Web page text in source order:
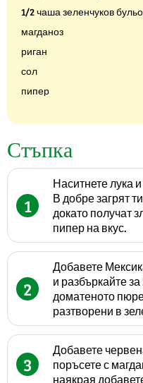
1/2 чаша зеленчуков
магданоз
риган
сол
пипер
Стъпка
1
Наситнете лука
В добре загрят
докато получат
пипер на вкус.
2
Добавете
и разбъркайте
доматеното
разтворени в
3
Добавете
поръсете с
наякрая